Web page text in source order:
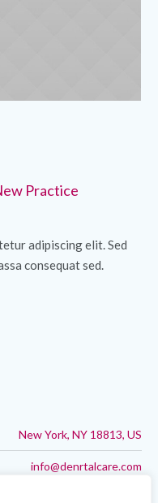
Practice
adipiscing elit. Sed
consequat sed.
New York, NY 18813, US
info@denrtalcare.com